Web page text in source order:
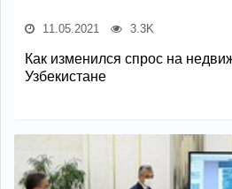
11.05.2021 3.3K
Как изменился спрос на
Узбекистане